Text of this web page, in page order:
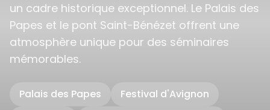
un cadre historique exceptionnel. Le Palais des
Papes et le pont Saint-Bénézet offrent une
atmosphère unique pour des séminaires
mémorables.
Palais des Papes
Festival d'Avignon